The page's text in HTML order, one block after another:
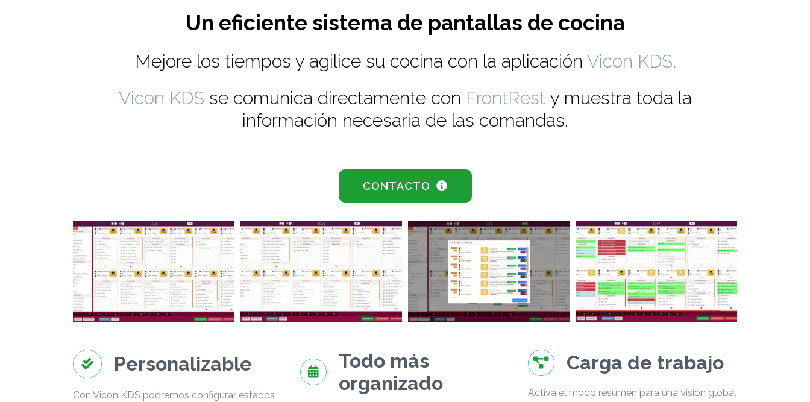
Un eficiente sistema de pantallas de cocina
Mejore los tiempos y agilice su cocina con la aplicación Vicon KDS.
Vicon KDS se comunica directamente con FrontRest y muestra toda la
información necesaria de las comandas.
CONTACTO
Personalizable
Con Vicon KDS podremos configurar estados
Todo más
organizado
Carga de trabajo
Activa el modo resumen para una visión global